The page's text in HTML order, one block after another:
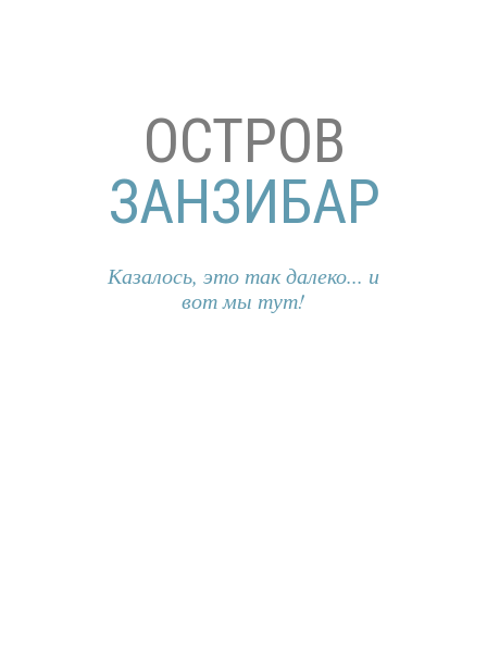
ЗАНЗИБАР
Казалось, это так далеко... и
вот мы тут!